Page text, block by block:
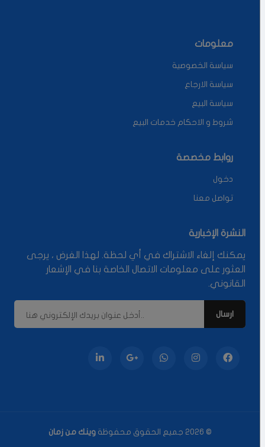
معلومات
سياسة الخصوصية
سياسة الارجاع
سياسة البيع
شروط و الاحكام خدمات البيع
روابط مخصصة
دخول
تواصل معنا
النشرة الإخبارية
يمكنك إلغاء الاشتراك في أي لحظة. لهذا الغرض ، يرجى
العثور على معلومات الاتصال الخاصة بنا في الإشعار
القانوني.
© 2026 جميع الحقوق محفوظة وينك من زمان